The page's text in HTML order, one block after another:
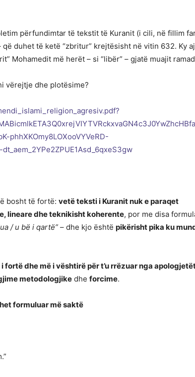
përfundimtar të tekstit të Kuranit (i cili, në fillim
duhet të ketë “zbritur” krejtësisht në vitin 632. Ky
Mohamedit më herët – si “libër” – gjatë muajit
vërejtje dhe plotësime?
phhXKOmy8LOXooVYVeRD-
bosht të fortë: vetë teksti i Kuranit nuk e paraqet
lineare dhe teknikisht koherente, por me disa
/ u bë i qartë” – dhe kjo është pikërisht pika ku
i fortë dhe më i vështirë për t’u rrëzuar nga
metodologjike dhe forcime.
formuluar më saktë